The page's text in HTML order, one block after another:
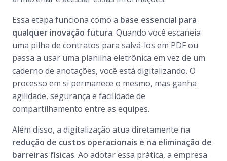
Essa etapa funciona como a base essencial para
qualquer inovação futura. Quando você escaneia
uma pilha de contratos para salvá-los em PDF ou
passa a usar uma planilha eletrônica em vez de um
caderno de anotações, você está digitalizando. O
processo em si permanece o mesmo, mas ganha
agilidade, segurança e facilidade de
compartilhamento entre as equipes.
Além disso, a digitalização atua diretamente na
redução de custos operacionais e na eliminação de
barreiras físicas. Ao adotar essa prática, a empresa